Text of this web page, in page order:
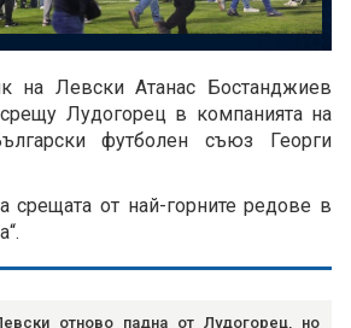
на Левски Атанас Бостанджиев
Лудогорец в компанията на
футболен съюз Георги
срещата от най-горните редове в
отново падна от Лудогорец, но